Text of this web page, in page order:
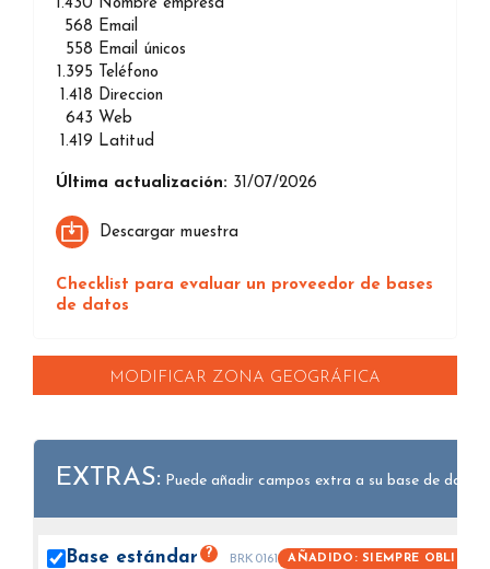
1.430 Nombre empresa
568 Email
558 Email únicos
1.395
Teléfono
1.418 Direccion
643 Web
1.419 Latitud
Última actualización: 31/07/2026
Descargar muestra
Checklist para evaluar un proveedor de bases
de datos
MODIFICAR ZONA GEOGRÁFICA
EXTRAS: Puede añadir campos extra a su base de datos.
Base estándar ? BRK0161 AÑADIDO: SIEMPRE